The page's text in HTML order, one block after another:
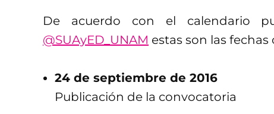
De acuerdo con el calendario
@SUAyED_UNAM estas son las
24 de septiembre de 2016
Publicación de la convocatoria